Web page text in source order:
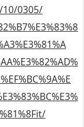
0305/